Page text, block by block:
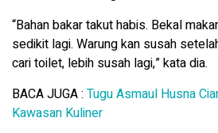
“Bahan bakar takut habis. Bekal
sedikit lagi. Warung kan susah
cari toilet, lebih susah lagi,” kata dia.
BACA JUGA : Tugu Asmaul Husna
Kawasan Kuliner